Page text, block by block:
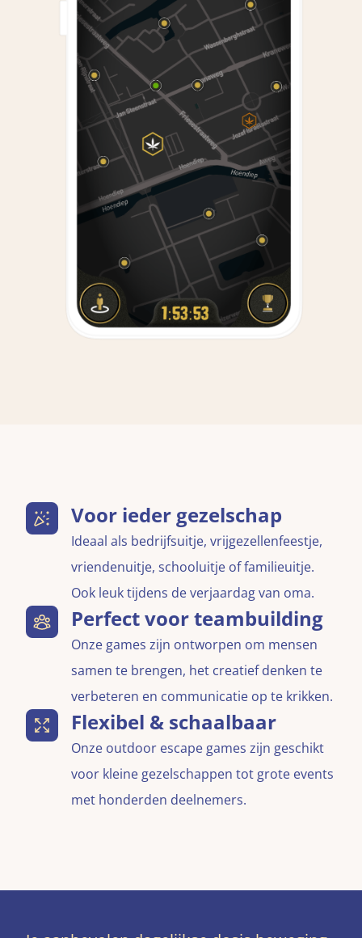
Voor ieder gezelschap
Ideaal als bedrijfsuitje, vrijgezellenfeestje,
vriendenuitje, schooluitje of familieuitje.
Ook leuk tijdens de verjaardag van oma.
Perfect voor teambuilding
Onze games zijn ontworpen om mensen
samen te brengen, het creatief denken te
verbeteren en communicatie op te krikken.
Flexibel & schaalbaar
Onze outdoor escape games zijn geschikt
voor kleine gezelschappen tot grote events
met honderden deelnemers.